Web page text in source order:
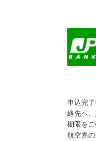
申込完
絡先へ
期限を
航空券